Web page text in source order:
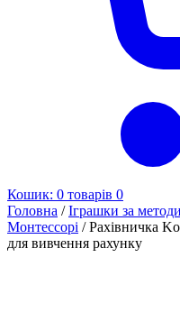
Кошик: 0 товарів 0
Головна /Іграшки за
Монтессорі / Рахівничка
для вивчення рахунку